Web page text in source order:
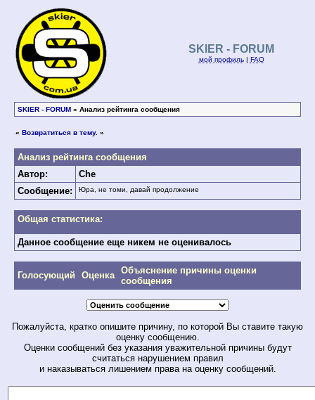
SKIER - FORUM
мой профиль| FAQ
SKIER - FORUM » Анализ рейтинга сообщения
« Возвратиться в тему. »
Анализ рейтинга сообщения
Автор:
Che
Сообщение:
Юра, не томи, давай продолжение
Общая статистика:
Данное сообщение еще никем не оценивалось
Голосующий Оценка Объяснение причины оценки
сообщения
Пожалуйста, кратко опишите причину, по которой Вы ставите такую
оценку сообщению.
Оценки сообщений без указания уважительной причины будут
считаться нарушением правил
и наказываться лишением права на оценку сообщений.